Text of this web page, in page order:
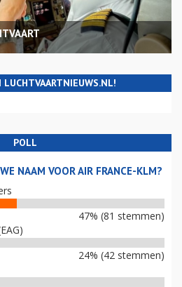
LUCHTVAARTNIEUWS.NL!
POLL
NAAM VOOR AIR FRANCE-KLM?
47% (81 stemmen)
24% (42 stemmen)